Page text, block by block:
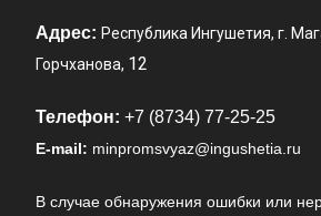
Адрес: Республика Ингушетия, г.
Горчханова, 12
Телефон: +7 (8734) 77-25-25
E-mail: minpromsvyaz@ingushetia.ru
В случае обнаружения ошибки или